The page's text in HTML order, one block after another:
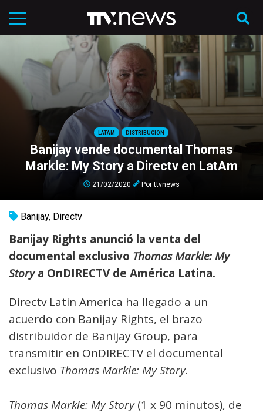
LATAM DISTRIBUCIÓN
Banijay vende documental Thomas
Markle: My Story a Directv en LatAm
21/02/2020 Porttvnews
Banijay, Directv
Banijay Rights anunció la venta del
documental exclusivo Thomas Markle: My
Storya OnDIRECTV de América Latina.
Directv Latin America ha llegado a un
acuerdo con Banijay Rights, el brazo
distribuidor de Banijay Group, para
transmitir en OnDIRECTV el documental
exclusivo Thomas Markle: My Story.
Thomas Markle: My Story(1 x 90 minutos), de